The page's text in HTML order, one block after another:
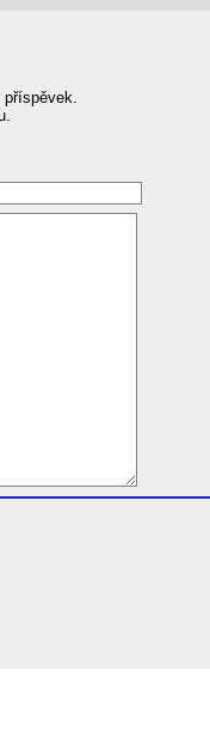
příspěvek.